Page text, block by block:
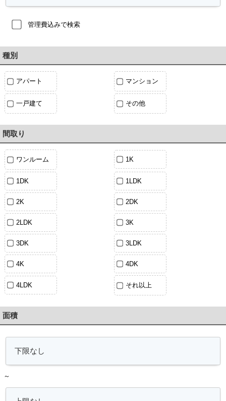
管理費込みで検索
種別
アパート マンション
一戸建て その他
間取り
ワンルーム 1K
1DK 1LDK
2K 2DK
2LDK 3K
3DK 3LDK
4K 4DK
4LDK それ以上
面積
～